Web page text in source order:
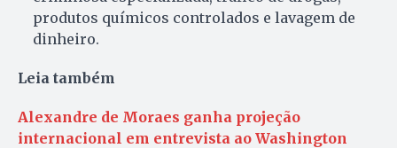
produtos químicos controlados e lavagem de
dinheiro.
Leia também
Alexandre de Moraes ganha projeção
internacional em entrevista ao Washington